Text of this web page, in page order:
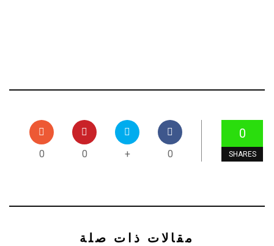
0
SHARES
0
+
0
0
مقالات ذات صلة